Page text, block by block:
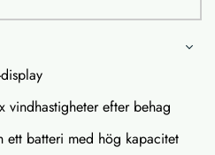
vindhastigheter efter behag
ett batteri med hög kapacitet